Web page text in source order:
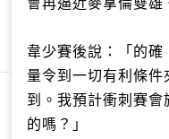
韋少賽後說：「的
量令到一切有利條
到。我預計衝刺賽會
的嗎？」